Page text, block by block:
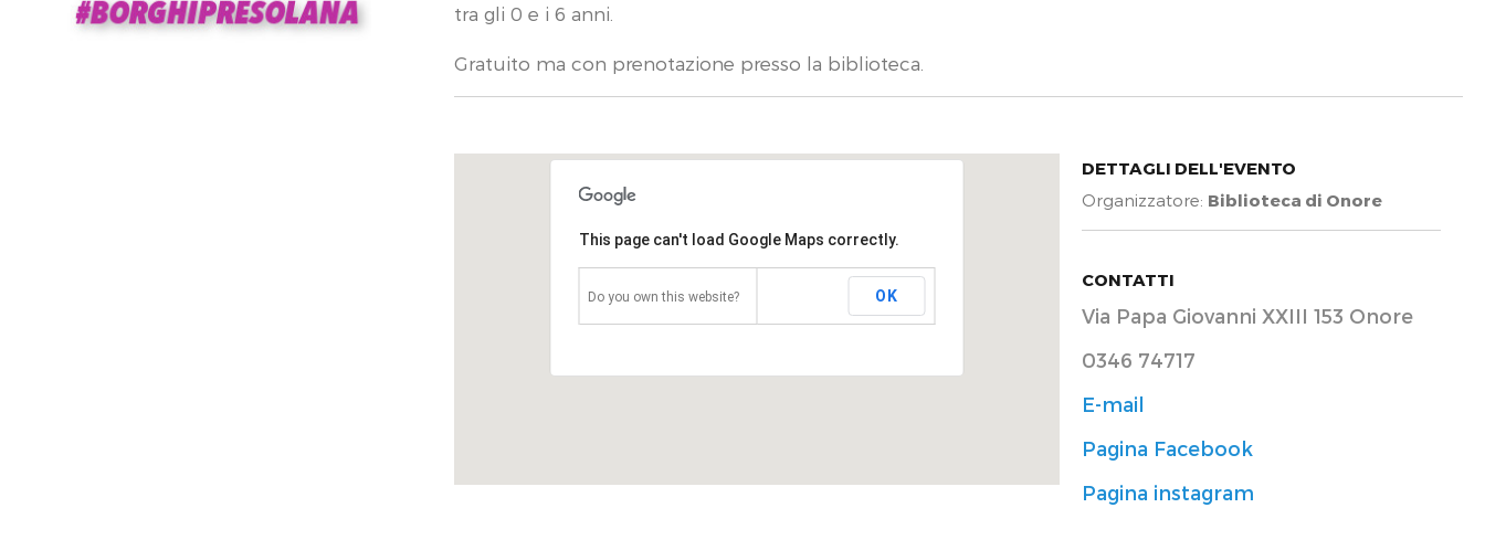
tra gli 0 e i 6 anni.
Gratuito ma con prenotazione presso la biblioteca.
This page can't load Google Maps correctly.
Do you own this website? OK
DETTAGLI DELL'EVENTO
Organizzatore: Biblioteca di Onore
CONTATTI
Via Papa Giovanni XXIII 153 Onore
0346 74717
E-mail
Pagina Facebook
Pagina instagram